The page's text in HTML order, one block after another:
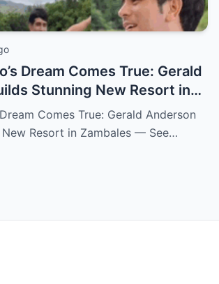
Dream Comes True: Gerald
Stunning New Resort in
How Blessed She Really
Comes True: Gerald Anderson
New Resort in Zambales — See…